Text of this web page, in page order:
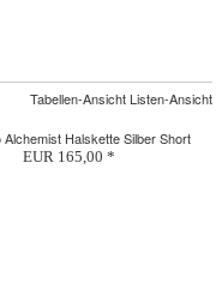
Tabellen-Ansicht Listen-Ansicht
Alchemist Halskette Silber Short
EUR 165,00 *